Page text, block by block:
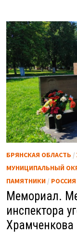
БРЯНСКАЯ ОБЛАСТЬ /
МУНИЦИПАЛЬНЫЙ
ПАМЯТНИКИ/ РОССИЯ
Мемориал.
инспектора